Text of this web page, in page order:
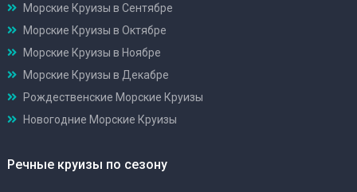
Морские Круизы в Сентябре
Морские Круизы в Октябре
Морские Круизы в Ноябре
Морские Круизы в Декабре
Рождественские Морские Круизы
Новогодние Морские Круизы
Речные круизы по сезону